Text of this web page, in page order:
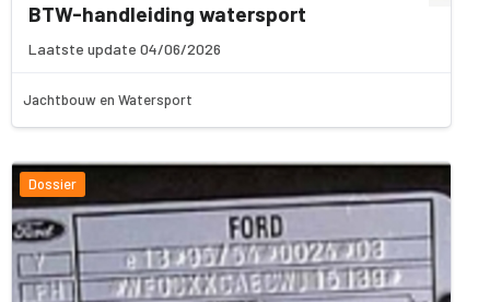
BTW-handleiding watersport
Laatste update 04/06/2026
Jachtbouw en Watersport
Dossier